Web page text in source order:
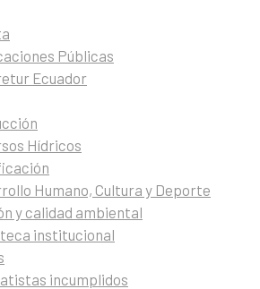
Públicas
Ecuador
Hídricos
Humano, Cultura y Deporte
y calidad ambiental
institucional
incumplidos